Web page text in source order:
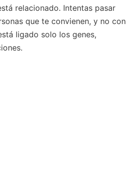
relacionado. Intentas pasar
que te convienen, y no con
ligado solo los genes,